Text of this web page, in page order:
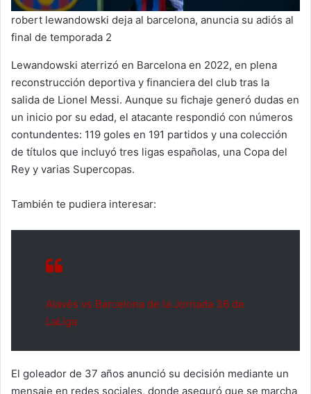
robert lewandowski deja al barcelona, anuncia su adiós al
final de temporada 2
Lewandowski aterrizó en Barcelona en 2022, en plena
reconstrucción deportiva y financiera del club tras la
salida de Lionel Messi. Aunque su fichaje generó dudas en
un inicio por su edad, el atacante respondió con números
contundentes: 119 goles en 191 partidos y una colección
de títulos que incluyó tres ligas españolas, una Copa del
Rey y varias Supercopas.
También te pudiera interesar:
Alavés vs Barcelona de la Jornada 36 de
LaLiga
El goleador de 37 años anunció su decisión mediante un
mensaje en redes sociales, donde aseguró que se marcha